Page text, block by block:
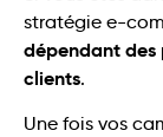
stratégie e-
dépendant
clients.
Une fois vos